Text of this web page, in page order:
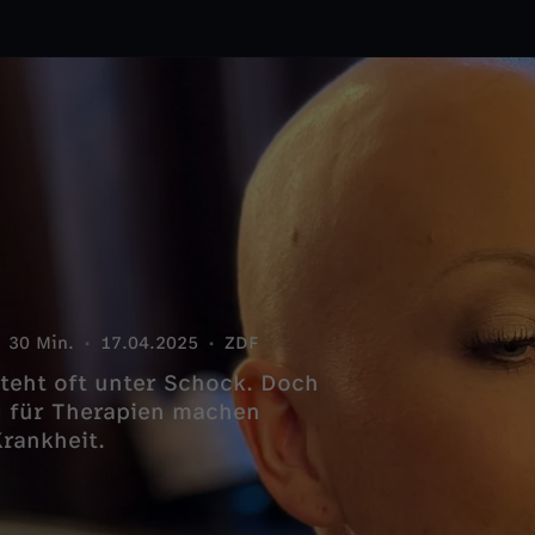
30 Min. 17.04.2025 ZDF
oft unter Schock. Doch
Therapien machen